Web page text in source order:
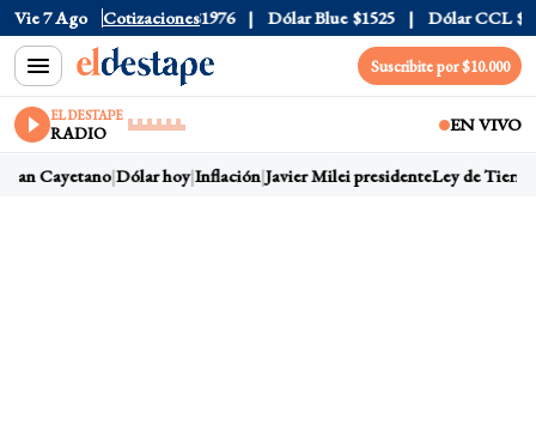
Vie 7 Ago Cotizaciones
Dólar Tarjeta $1976 Dólar Blue $1525 Dólar CCL
Suscribite por $10.000
EL DESTAPE
RADIO EN VIVO
Cayetano Dólar hoy Inflación Javier Milei presidenteLey de Tierras